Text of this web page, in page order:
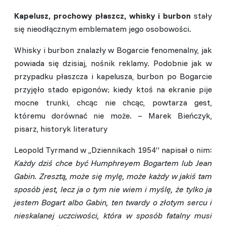
Kapelusz, prochowy płaszcz, whisky i burbon stały
się nieodłącznym emblematem jego osobowości.
Whisky i burbon znalazły w Bogarcie fenomenalny, jak
powiada się dzisiaj, nośnik reklamy. Podobnie jak w
przypadku płaszcza i kapelusza, burbon po Bogarcie
przyjęło stado epigonów; kiedy ktoś na ekranie pije
mocne trunki, chcąc nie chcąc, powtarza gest,
któremu dorównać nie może. – Marek Bieńczyk,
pisarz, historyk literatury
Leopold Tyrmand w ,,Dziennikach 1954” napisał o nim:
Każdy dziś chce być Humphreyem Bogartem lub Jean
Gabin. Zresztą, może się mylę, może każdy w jakiś tam
sposób jest, lecz ja o tym nie wiem i myślę, że tylko ja
jestem Bogart albo Gabin, ten twardy o złotym sercu i
nieskalanej uczciwości, która w sposób fatalny musi